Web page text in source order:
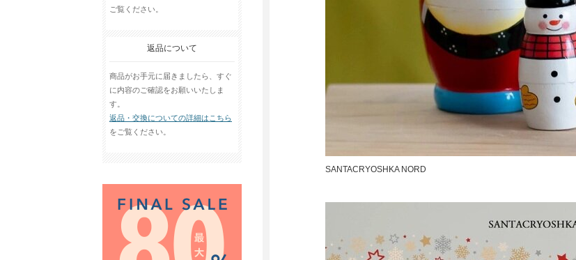
ご覧ください。
返品について
商品がお手元に届きましたら、すぐ
に内容のご確認をお願いいたしま
す。
返品・交換についての詳細はこちら
をご覧ください。
SANTACRYOSHKA NORD